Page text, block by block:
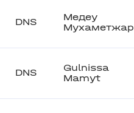
DNS
Медеу
Мухаметжар
DNS
Gulnissa
Mamyt